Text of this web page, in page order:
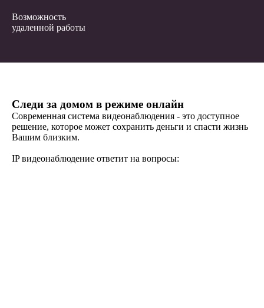
Возможность
удаленной работы
Следи за домом в режиме онлайн
Современная система видеонаблюдения - это доступное
решение, которое может сохранить деньги и спасти жизнь
Вашим близким.
IP видеонаблюдение ответит на вопросы: